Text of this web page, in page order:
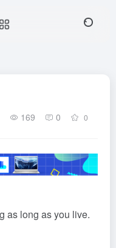
169 0 0
as long as you live.